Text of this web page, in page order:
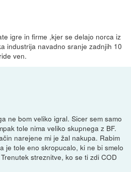
igre in firme ,kjer se delajo norca iz
industrija navadno sranje zadnjih 10
ven.
ne bom veliko igral. Sicer sem samo
tole nima veliko skupnega z BF.
narejene mi je žal nakupa. Rabim
je tole eno skropucalo, ki ne bi smelo
streznitve, ko se ti zdi COD